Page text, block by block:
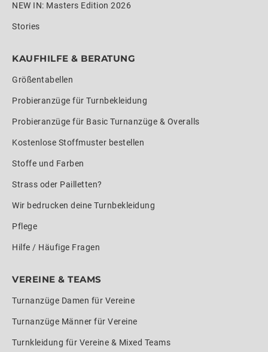
NEW IN: Masters Edition 2026
Stories
KAUFHILFE & BERATUNG
Größentabellen
Probieranzüge für Turnbekleidung
Probieranzüge für Basic Turnanzüge & Overalls
Kostenlose Stoffmuster bestellen
Stoffe und Farben
Strass oder Pailletten?
Wir bedrucken deine Turnbekleidung
Pflege
Hilfe / Häufige Fragen
VEREINE & TEAMS
Turnanzüge Damen für Vereine
Turnanzüge Männer für Vereine
Turnkleidung für Vereine & Mixed Teams